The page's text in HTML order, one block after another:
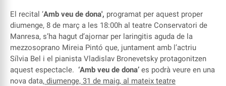
El recital ‘Amb veu de dona', programat per aquest proper
diumenge, 8 de març a les 18:00h al teatre Conservatori de
Manresa, s’ha hagut d’ajornar per laringitis aguda de la
mezzosoprano Mireia Pintó que, juntament amb l’actriu
Sílvia Bel i el pianista Vladislav Bronevetsky protagonitzen
aquest espectacle. ‘Amb veu de dona’ es podrà veure en una
nova data, diumenge, 31 de maig, al mateix teatre